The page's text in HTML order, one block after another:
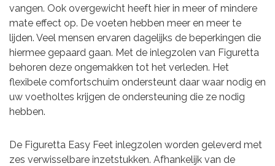
vangen. Ook overgewicht heeft hier in meer of mindere
mate effect op. De voeten hebben meer en meer te
lijden. Veel mensen ervaren dagelijks de beperkingen die
hiermee gepaard gaan. Met de inlegzolen van Figuretta
behoren deze ongemakken tot het verleden. Het
flexibele comfortschuim ondersteunt daar waar nodig en
uw voetholtes krijgen de ondersteuning die ze nodig
hebben.
De Figuretta Easy Feet inlegzolen worden geleverd met
zes verwisselbare inzetstukken. Afhankelijk van de